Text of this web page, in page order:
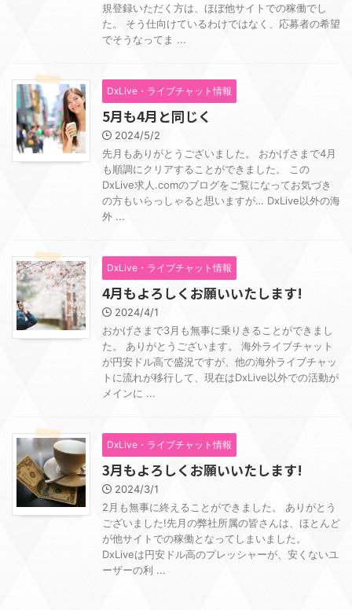
規登録いただく方は、ほぼ他サイトでの稼働でし
た。 そう仕向けているわけではなく、応募者の希望
でそうなってま ...
DxLive・ライブチャット情報
5月も4月と同じく
2024/5/2
先月もありがとうございました。 おかげさまで4月
も順調にクリアすることができました。 この
DxLive求人.comのブログをご覧になってお気づき
の方もいらっしゃると思いますが… DxLive以外の海
外 ...
DxLive・ライブチャット情報
4月もよろしくお願いいたします!
2024/4/1
おかげさまで3月も無事に乗りきることができまし
た。 ありがとうございます。 海外ライブチャット
が円安ドル高で盛況ですが、他の海外ライブチャッ
トに流れが移行して、現在はDxLive以外での活動が
メインに ...
DxLive・ライブチャット情報
3月もよろしくお願いいたします!
2024/3/1
2月も無事に終えることができました。 ありがとう
ございました!先月の弊社所属の皆さんは、ほとんど
が他サイトでの稼働となってしまいました。
DxLiveは円安ドル高のプレッシャーが、安くないユ
ーザーの利 ...